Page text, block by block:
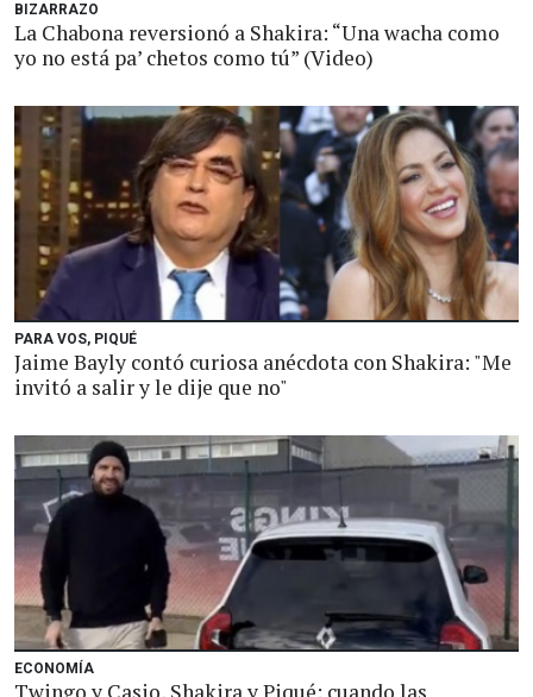
BIZARRAZO
La Chabona reversionó a Shakira: “Una wacha como
yo no está pa’ chetos como tú” (Video)
PARA VOS, PIQUÉ
Jaime Bayly contó curiosa anécdota con Shakira: "Me
invitó a salir y le dije que no"
ECONOMÍA